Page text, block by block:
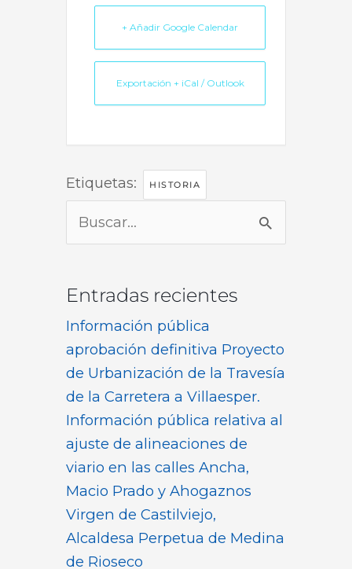
+ Añadir Google Calendar
Exportación + iCal / Outlook
Etiquetas: HISTORIA
Buscar
por:
Entradas recientes
Información pública
aprobación definitiva Proyecto
de Urbanización de la Travesía
de la Carretera a Villaesper.
Información pública relativa al
ajuste de alineaciones de
viario en las calles Ancha,
Macio Prado y Ahogaznos
Virgen de Castilviejo,
Alcaldesa Perpetua de Medina
de Rioseco